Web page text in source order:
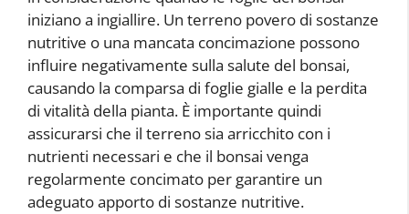
iniziano a ingiallire. Un terreno povero di sostanze
nutritive o una mancata concimazione possono
influire negativamente sulla salute del bonsai,
causando la comparsa di foglie gialle e la perdita
di vitalità della pianta. È importante quindi
assicurarsi che il terreno sia arricchito con i
nutrienti necessari e che il bonsai venga
regolarmente concimato per garantire un
adeguato apporto di sostanze nutritive.